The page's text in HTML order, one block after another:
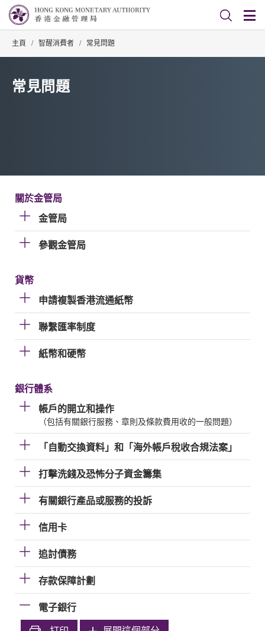
主頁 / 智醒消費者 / 常見問題
常見問題
關於金管局
金管局
參觀金管局
貨幣
申請複製香港流通紙幣
聯繫匯率制度
紙幣和硬幣
銀行體系
帳戶的開立和操作
（包括有關銀行服務、章則及條款費用收的一般問題）
「自動交換資料」和「海外帳戶稅收合規法案」
打擊洗錢及恐怖分子資金籌集
有關銀行產品或服務的投訴
信用卡
追討債務
存款保障計劃
電子銀行